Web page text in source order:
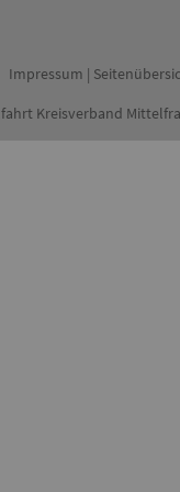
Impressum |
Kreisverband